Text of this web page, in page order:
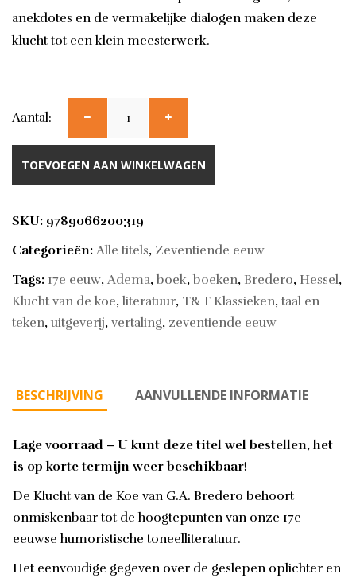
anekdotes en de vermakelijke dialogen maken deze
klucht tot een klein meesterwerk.
Aantal:
TOEVOEGEN AAN WINKELWAGEN
SKU: 9789066200319
Categorieën: Alle titels, Zeventiende eeuw
Tags: 17e eeuw, Adema,boek,boeken, Bredero, Hessel,
Klucht van de koe,literatuur, T&T Klassieken, taal en
teken, uitgeverij, vertaling, zeventiende eeuw
BESCHRIJVING AANVULLENDE INFORMATIE
Lage voorraad – U kunt deze titel wel bestellen, het
is op korte termijn weer beschikbaar!
De Klucht van de Koe van G.A. Bredero behoort
onmiskenbaar tot de hoogtepunten van onze 17e
eeuwse humoristische toneelliteratuur.
Het eenvoudige gegeven over de geslepen oplichter en